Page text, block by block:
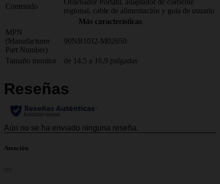
Contenido
Ordenador Portátil, adaptador de corriente
regional, cable de alimentación y guia de usuario
Más características
MPN
(Manufacturer
Part Number)
90NB10J2-M02650
Tamaño monitor de 14,5 a 16,9 pulgadas
Atención